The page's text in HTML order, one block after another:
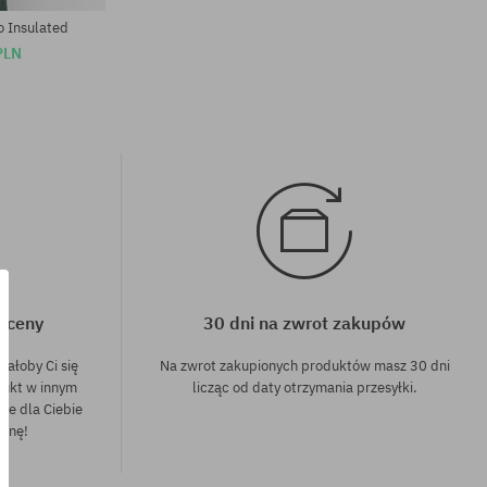
Insulated
ceny
Ci się
w innym
dla Ciebie
30 dni na zwrot zakupów
Na zwrot zakupionych produktów masz 30 dni
licząc od daty otrzymania przesyłki.